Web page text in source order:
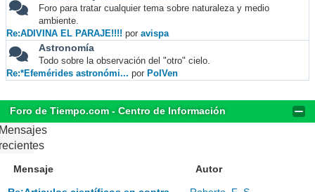
Foro para tratar cualquier tema sobre naturaleza y medio
ambiente.
Re:ADIVINA EL PARAJE!!!! por avispa
Astronomía
Todo sobre la observación del "otro" cielo.
Re:*Efemérides astronómi... por PolVen
Foro de Tiempo.com - Centro de Información
Mensaje Autor